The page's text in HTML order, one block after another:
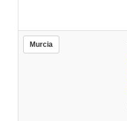
Murcia